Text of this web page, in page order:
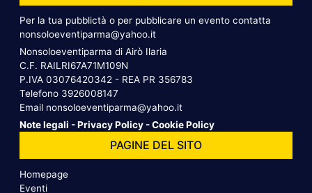
Per la tua pubblictà o per pubblicare un evento contatta
nonsoloeventiparma@yahoo.it
Nonsoloeventiparma di Airò Ilaria
C.F. RAILRI67A71M109N
P.IVA 03076420342 - REA PR 356783
Telefono 3926008147
Email nonsoloeventiparma@yahoo.it
Note legali -Privacy Policy -Cookie Policy
PAGINE DEL SITO
Homepage
Eventi